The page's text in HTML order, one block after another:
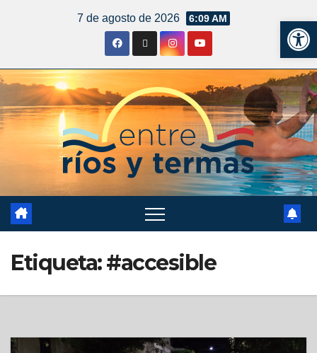
7 de agosto de 2026 6:09 AM
Etiqueta:#accesible